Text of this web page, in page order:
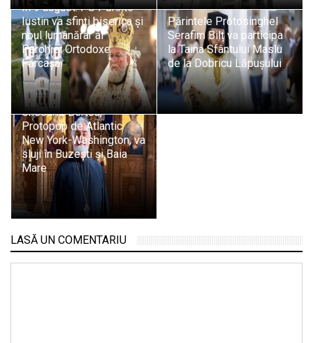
În 9 august: PS Părinte
Iustin va sfinți biserica și
noul lumânărar al
Parohiei Ortodoxe
Fărcașa
Părintele Protosinghel
Serafim Bilț va participa
la Taina Sfântului Maslu
de la Dobricu Lăpușului
Pr. protosinghel dr.
Chesarie Bertea,
Protopop de Atlantic
New York-Washington, va
sluji în Buzești și Baia
Mare
LASĂ UN COMENTARIU